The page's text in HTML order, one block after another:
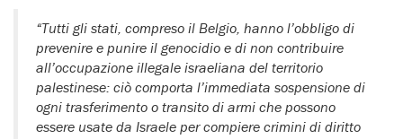
“Tutti gli stati, compreso il Belgio, hanno l’obbligo di
prevenire e punire il genocidio e di non contribuire
all’occupazione illegale israeliana del territorio
palestinese: ciò comporta l’immediata sospensione di
ogni trasferimento o transito di armi che possono
essere usate da Israele per compiere crimini di diritto